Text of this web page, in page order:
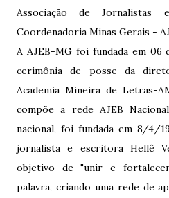
Associação de
Coordenadoria Minas Gerais -
A AJEB-MG foi fundada em 06
cerimônia de posse da
Academia Mineira de Letras-
compõe a rede AJEB
nacional, foi fundada em 8/4/
jornalista e escritora Hellê
objetivo de "unir e
palavra, criando uma rede de